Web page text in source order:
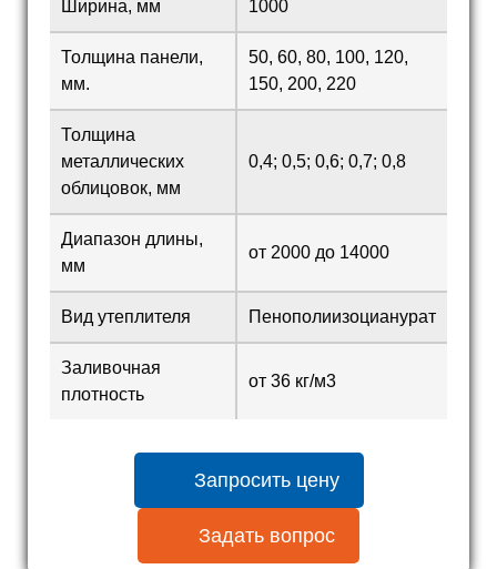
Ширина, мм 1000
Толщина панели,
мм.
50, 60, 80, 100, 120,
150, 200, 220
Толщина
металлических
облицовок, мм
0,4; 0,5; 0,6; 0,7; 0,8
Диапазон длины,
мм
от 2000 до 14000
Вид утеплителя Пенополиизоцианурат
Заливочная
плотность
от 36 кг/м3
Запросить цену
Задать вопрос